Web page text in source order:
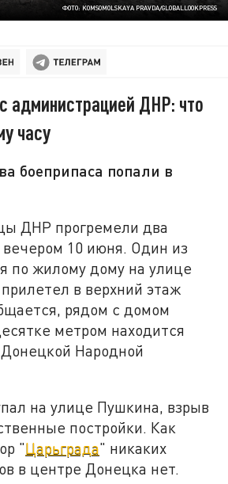
ФОТО: KOMSOMOLSKAYA PRAVDA/GLOBALLOOKPRESS
администрацией ДНР: что
часу
боеприпаса попали в
ДНР прогремели два
10 июня. Один из
по жилому дому на улице
в верхний этаж
рядом с домом
метром находится
Народной
на улице Пушкина, взрыв
постройки. Как
"Царьграда" никаких
в центре Донецка нет.